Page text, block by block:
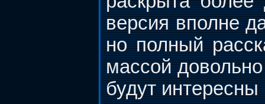
версия вполне
но полный
массой
будут